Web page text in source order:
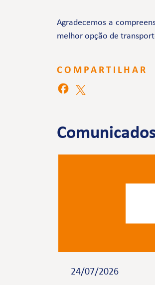
Agradecemos a
melhor opção de
COMPARTILHAR
24/07/2026